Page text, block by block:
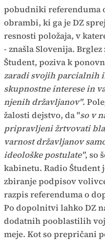
pobudniki referenduma
obrambi, ki ga je DZ
resnosti položaja, v
- znašla Slovenija.
Študent, poziva k
zaradi svojih parcialnih
skupnostne interese in
njenih državljanov".
žalosti dejstvo, da "so v
pripravljeni žrtvovati
varnost državljanov
ideološke postulate", so
kabinetu. Radio Študent
zbiranje podpisov
razpis referenduma o
Po dopolnitvi lahko DZ
dodatnih pooblastilih
meje. Kot so prepričani